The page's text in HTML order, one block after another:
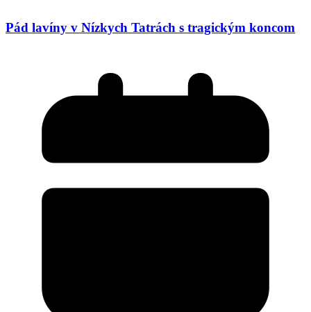
Pád lavíny v Nízkych Tatrách s tragickým koncom